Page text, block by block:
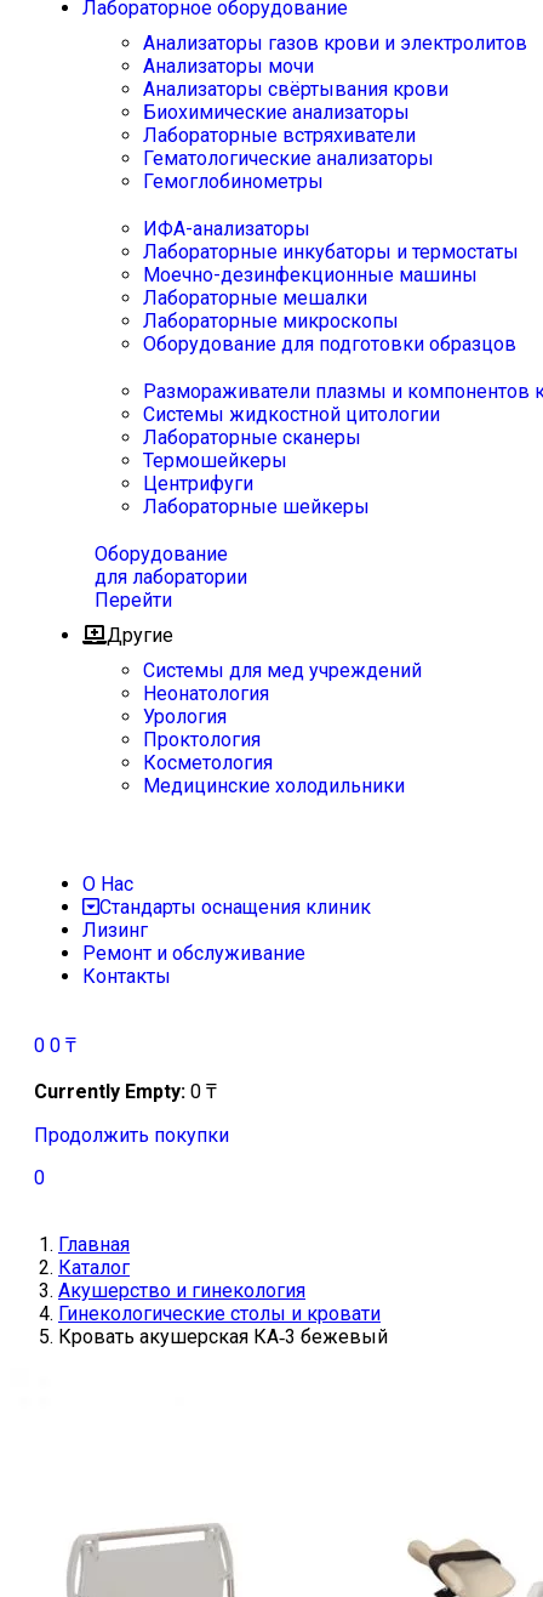
Лабораторное оборудование
Анализаторы газов крови и электролитов
Анализаторы мочи
Анализаторы свёртывания крови
Биохимические анализаторы
Лабораторные встряхиватели
Гематологические анализаторы
Гемоглобинометры
ИФА-анализаторы
Лабораторные инкубаторы и термостаты
Моечно-дезинфекционные машины
Лабораторные мешалки
Лабораторные микроскопы
Оборудование для подготовки образцов
Размораживатели плазмы и компонентов
Системы жидкостной цитологии
Лабораторные сканеры
Термошейкеры
Центрифуги
Лабораторные шейкеры
Оборудование
для лаборатории
Перейти
Другие
Системы для мед учреждений
Неонатология
Урология
Проктология
Косметология
Медицинские холодильники
О Нас
Стандарты оснащения клиник
Лизинг
Ремонт и обслуживание
Контакты
0 0 ₸
Currently Empty: 0 ₸
Продолжить покупки
0
Главная
Каталог
Акушерство и гинекология
Гинекологические столы и кровати
Кровать акушерская КА‑3 бежевый